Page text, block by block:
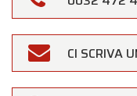
CI SCRIVA